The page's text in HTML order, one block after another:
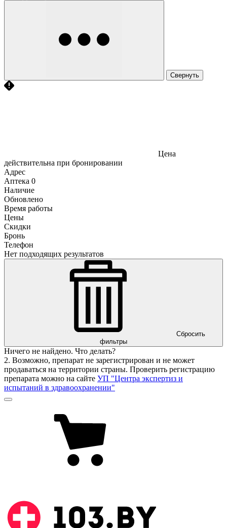
Свернуть
Цена
действительна при бронировании
Адрес
Аптека 0
Наличие
Обновлено
Время работы
Цены
Скидки
Бронь
Телефон
Нет подходящих результатов
Сбросить
фильтры
Ничего не найдено. Что делать?
2. Возможно, препарат не зарегистрирован и не может
продаваться на территории страны. Проверить регистрацию
препарата можно на сайте УП "Центра экспертиз и
испытаний в здравоохранении"